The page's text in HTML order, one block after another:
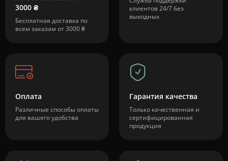
3000 ₴
Бесплатная доставка по
всем заказам от 3000 ₴
клиентов 24/7 без
выходных
Оплата
Различные способы оплаты
для вашего удобства
Гарантия качества
Только качественная и
сертифицированная
продукция